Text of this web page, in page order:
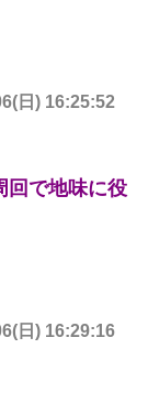
日) 16:25:52
回で地味に役
日) 16:29:16